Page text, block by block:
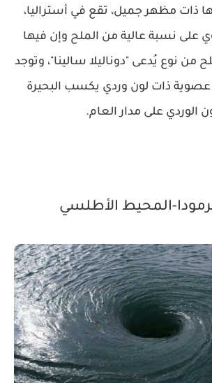
ذات مظهر جميل، تقع في أستراليا،
على نسبة عالية من الملح وإن فيها
من نوع يُدعى "دوناليلا سالينا"، وتوجد
عصوية ذات لون وردي يكسب البحيرة
الوردي على مدار العام.
المحيط الأطلسي